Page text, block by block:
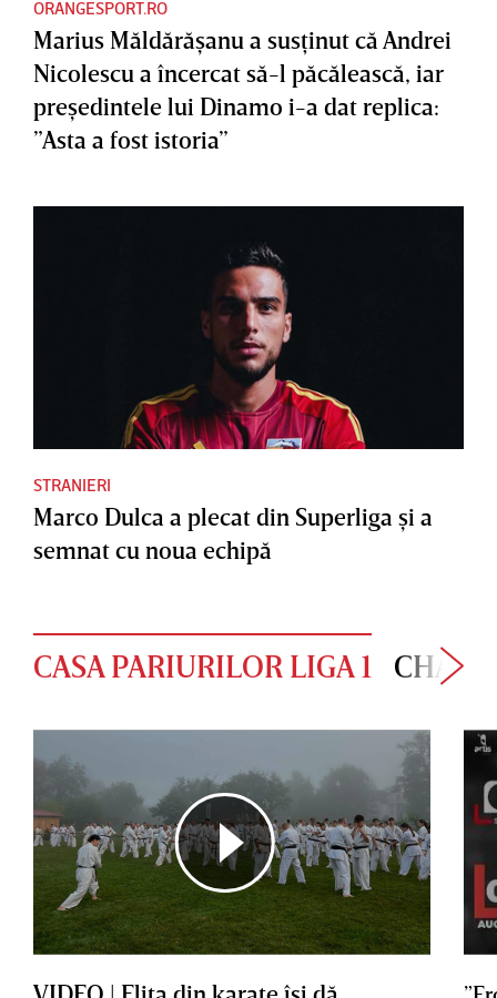
ORANGESPORT.RO
Marius Măldărăşanu a susţinut că Andrei
Nicolescu a încercat să-l păcălească, iar
preşedintele lui Dinamo i-a dat replica:
”Asta a fost istoria”
STRANIERI
Marco Dulca a plecat din Superliga şi a
semnat cu noua echipă
CASA PARIURILOR LIGA 1